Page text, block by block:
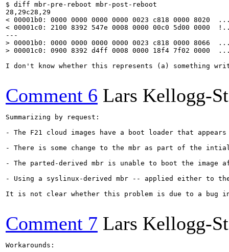
$ diff mbr-pre-reboot mbr-post-reboot
28,29c28,29
< 00001b0: 0000 0000 0000 0000 0023 c818 0000
< 00001c0: 2100 8392 547e 0008 0000 00c0 5d00
> 00001b0: 0000 0000 0000 0000 0023 c818 0000
> 00001c0: 0900 8392 d4ff 0008 0000 18f4 7f02
I don't know whether this represents (a) something
Comment 6 Lars Kellogg-
Summarizing by request:
- The F21 cloud images have a boot loader that
- There is some change to the mbr as part of the
- The parted-derived mbr is unable to boot the
- Using a syslinux-derived mbr -- applied either to
It is not clear whether this problem is due to a bug in
Comment 7 Lars Kellogg-
Workarounds: